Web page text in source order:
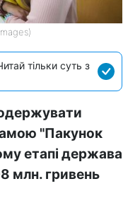
тільки суть з
одержувати
"Пакунок
етапі держава
млн. гривень